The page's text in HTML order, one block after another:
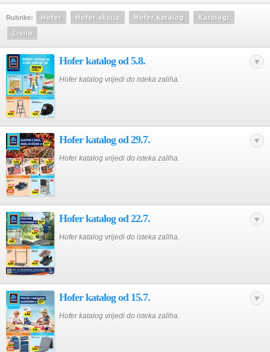
Rubrike: Hofer Hofer akcija Hofer katalog Katalogi
Živila
Hofer katalog od 5.8.
Hofer katalog vrijedi do isteka zaliha.
Hofer katalog od 29.7.
Hofer katalog vrijedi do isteka zaliha.
Hofer katalog od 22.7.
Hofer katalog vrijedi do isteka zaliha.
Hofer katalog od 15.7.
Hofer katalog vrijedi do isteka zaliha.